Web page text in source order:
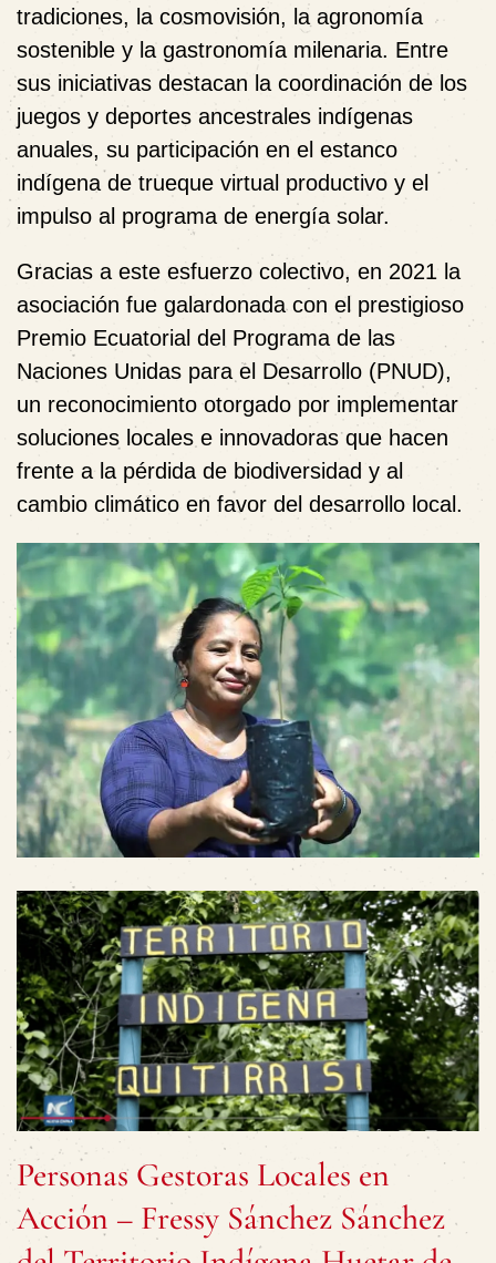
tradiciones, la cosmovisión, la agronomía
sostenible y la gastronomía milenaria. Entre
sus iniciativas destacan la coordinación de los
juegos y deportes ancestrales indígenas
anuales, su participación en el estanco
indígena de trueque virtual productivo y el
impulso al programa de energía solar.
Gracias a este esfuerzo colectivo, en 2021 la
asociación fue galardonada con el prestigioso
Premio Ecuatorial del Programa de las
Naciones Unidas para el Desarrollo (PNUD),
un reconocimiento otorgado por implementar
soluciones locales e innovadoras que hacen
frente a la pérdida de biodiversidad y al
cambio climático en favor del desarrollo local.
Personas Gestoras Locales en
Acción – Fressy Sánchez Sánchez